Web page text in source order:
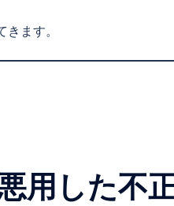
ます。
用した不